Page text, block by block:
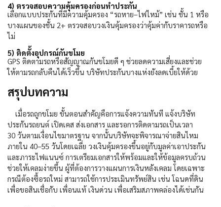
4) ตรวจสอบความคุ้มครองก่อนทำประกัน
เลือกแบบประกันที่มีความคุ้มครอง “รถหาย–ไฟไหม้” เช่น ชั้น 1 หรือ
บางแผนของชั้น 2+ ตรวจสอบวงเงินคุ้มครองว่าคุ้มค่ากับราคารถหรือ
ไม่
5) ติดตั้งอุปกรณ์กันขโมย
GPS ติดตามรถหรือสัญญาณกันขโมยดี ๆ ช่วยลดความเสี่ยงและช่วย
ให้ตามรถกลับคืนได้เร็วขึ้น บริษัทประกันบางแห่งยังลดเบี้ยให้ด้วย
สรุปบทความ
เมื่อรถถูกขโมย ขั้นตอนสำคัญคือการแจ้งความทันที แจ้งบริษัท
ประกันรถยนต์ เปิดเคส ส่งเอกสาร และรอการติดตามรถเป็นเวลา
30 วันตามเงื่อนไขมาตรฐาน จากนั้นบริษัทจะพิจารณาจ่ายสินไหม
ภายใน 40–55 วันโดยเฉลี่ย วงเงินคุ้มครองขึ้นอยู่กับมูลค่าเอาประกัน
และภาระไฟแนนซ์ การเตรียมเอกสารให้พร้อมและให้ข้อมูลครบถ้วน
ช่วยให้เคลมง่ายขึ้น ผู้ที่ต้องการวางแผนการเงินหลังเคลม โดยเฉพาะ
กรณีต้องซื้อรถใหม่ สามารถใช้การประเมินทรัพย์สิน เช่น โฉนดที่ดิน
เพื่อขอสินเชื่อกับ เพื่อนแท้ เงินด่วน เพื่อเสริมสภาพคล่องได้เช่นกัน